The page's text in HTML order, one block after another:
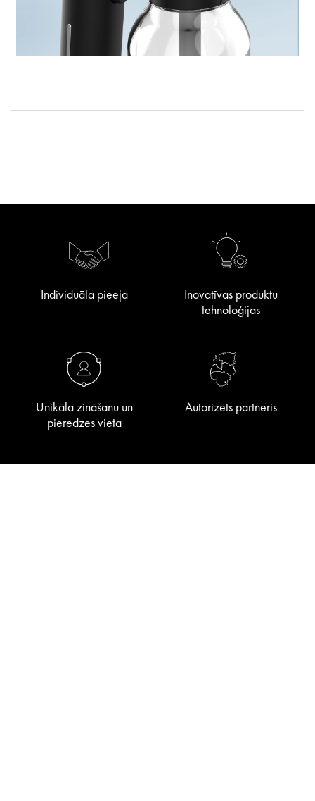
Individuāla pieeja
Inovatīvas produktu
tehnoloģijas
Unikāla zināšanu un
pieredzes vieta
Autorizēts partneris